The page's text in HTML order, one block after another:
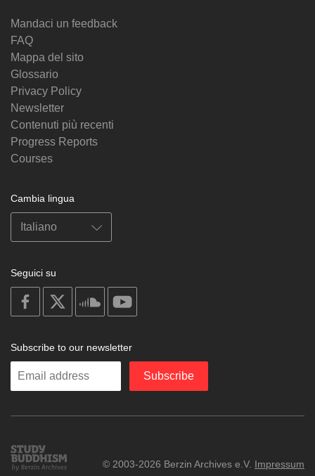
Mandaci un feedback
FAQ
Mappa del sito
Glossario
Privacy Policy
Newsletter
Contenuti più recenti
Progress Reports
Courses
Cambia lingua
Seguici su
on
facebook
soundcloud
Subscribe to our newsletter
Enter
Subscribe
Study
Buddhism
© 2003-2026 Berzin Archives e.V. Impressum